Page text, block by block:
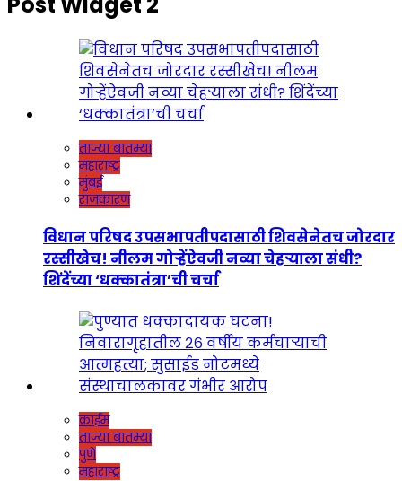
ताज्या बातम्या
महाराष्ट्र
मुंबई
राजकारण
विधान परिषद उपसभापतीपदासाठी शिवसेनेतच जोरदार
रस्सीखेच! नीलम गोऱ्हेंऐवजी नव्या चेहऱ्याला संधी?
शिंदेंच्या ‘धक्कातंत्रा’ची चर्चा
क्राईम
ताज्या बातम्या
पुणे
महाराष्ट्र